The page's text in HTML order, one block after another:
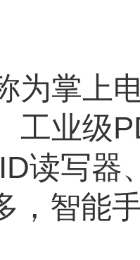
为掌上
工业级
读写器
，智能